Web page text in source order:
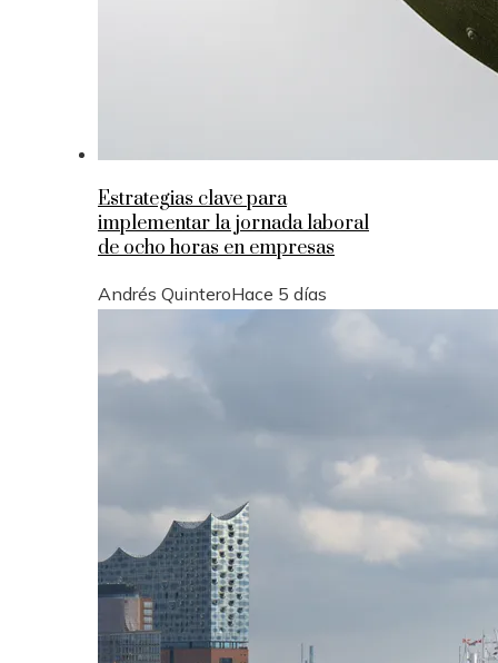
Estrategias clave para
implementar la jornada laboral
de ocho horas en empresas
Andrés QuinteroHace 5 días